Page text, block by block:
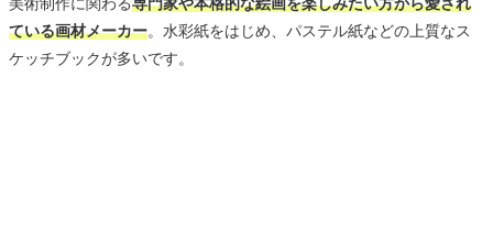
ている画材メーカー。水彩紙をはじめ、パステル紙などの上質なス
ケッチブックが多いです。